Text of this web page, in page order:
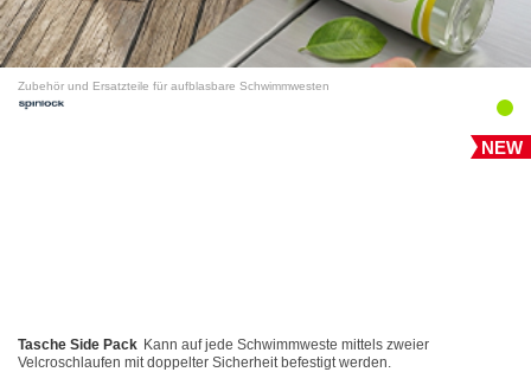
Zubehör und Ersatzteile für aufblasbare Schwimmwesten
NEW
Tasche Side Pack Kann auf jede Schwimmweste mittels zweier
Velcroschlaufen mit doppelter Sicherheit befestigt werden.